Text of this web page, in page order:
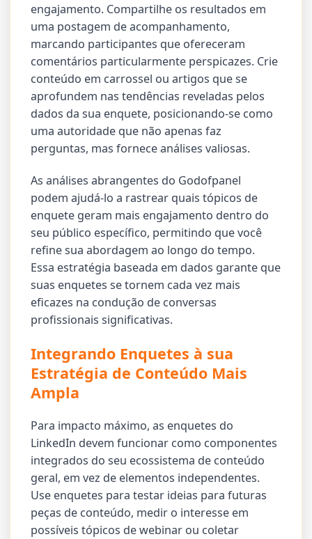
engajamento. Compartilhe os resultados em
uma postagem de acompanhamento,
marcando participantes que ofereceram
comentários particularmente perspicazes. Crie
conteúdo em carrossel ou artigos que se
aprofundem nas tendências reveladas pelos
dados da sua enquete, posicionando-se como
uma autoridade que não apenas faz
perguntas, mas fornece análises valiosas.
As análises abrangentes do Godofpanel
podem ajudá-lo a rastrear quais tópicos de
enquete geram mais engajamento dentro do
seu público específico, permitindo que você
refine sua abordagem ao longo do tempo.
Essa estratégia baseada em dados garante que
suas enquetes se tornem cada vez mais
eficazes na condução de conversas
profissionais significativas.
Integrando Enquetes à sua
Estratégia de Conteúdo Mais
Ampla
Para impacto máximo, as enquetes do
LinkedIn devem funcionar como componentes
integrados do seu ecossistema de conteúdo
geral, em vez de elementos independentes.
Use enquetes para testar ideias para futuras
peças de conteúdo, medir o interesse em
possíveis tópicos de webinar ou coletar